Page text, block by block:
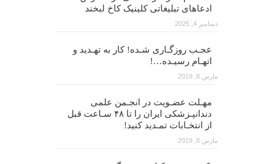
ادعاهای تبلیغاتی کلینیک کاخ لبخند
دسامبر 4, 2025
عجـب روزگـاری شـده! کار به تهـدید و
اتهـام رسیـده…!
مارس 8, 2019
مهـلت عضـویت در انجـمن علمی
دندانپـزشکی ایران را تا ۴۸ سـاعت قبل
از انتخـابات تمـدید کنید!
مارس 8, 2019